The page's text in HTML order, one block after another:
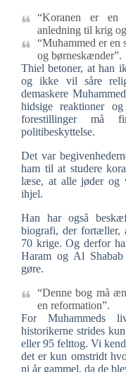
“Koranen er
anledning til krig
“Muhammed er en
og børneskænder”.
Thiel betoner, at han
og ikke vil såre
demaskere
hidsige reaktioner
forestillinger må
politibeskyttelse.
Det var
ham til at studere
læse, at alle jøder og
ihjel.
Han har også
biografi, der fortæller,
70 krige. Og derfor
Haram og Al
gøre.
“Denne bog må
en reformation”.
For Muhammeds
historikerne strides
eller 95 felttog. Vi
det er kun omstridt
ni år gammel, da de